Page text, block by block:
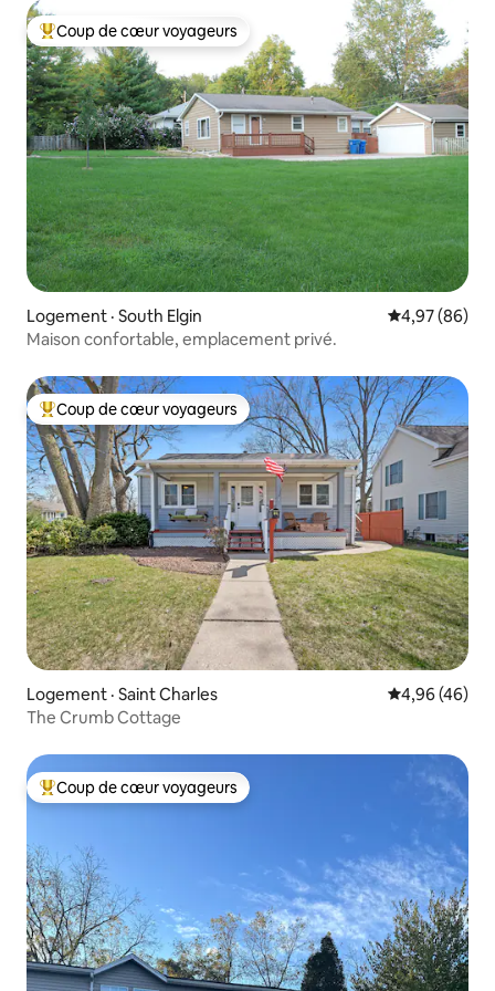
Coup de cœur voyageurs parmi les plus aimés
Coup de cœur voyageurs
Logement · South Elgin Note
4,97 (86)
Maison confortable, emplacement privé.
Coup de cœur voyageurs parmi les plus aimés
Coup de cœur voyageurs
Logement · Saint Charles Note
4,96 (46)
The Crumb Cottage
Coup de cœur voyageurs parmi les plus aimés
Coup de cœur voyageurs